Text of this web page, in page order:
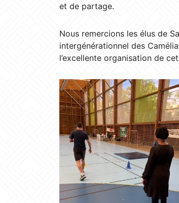
et de partage.
Nous remercions les élus de
intergénérationnel des
l’excellente organisation de